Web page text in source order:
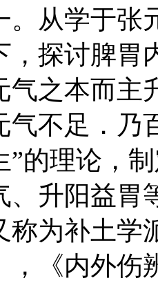
。从学于张
，探讨脾胃
气之本而主
气不足．乃
”的理论，
、升阳益胃
称为补土学
，《内外伤